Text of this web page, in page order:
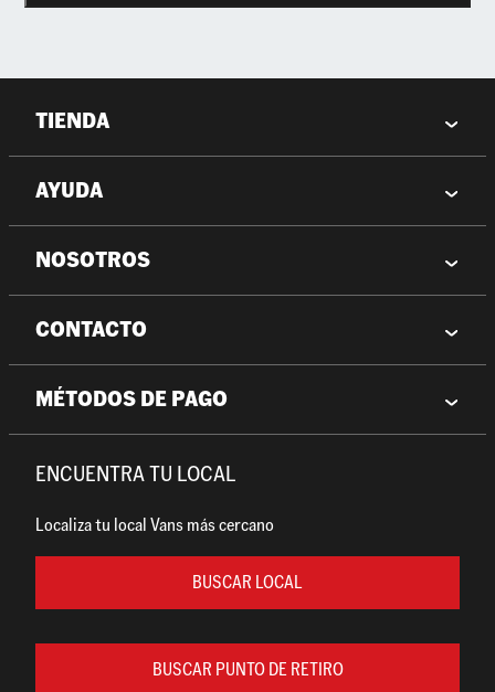
TIENDA
AYUDA
NOSOTROS
CONTACTO
MÉTODOS DE PAGO
ENCUENTRA TU LOCAL
Localiza tu local Vans más cercano
BUSCAR LOCAL
BUSCAR PUNTO DE RETIRO